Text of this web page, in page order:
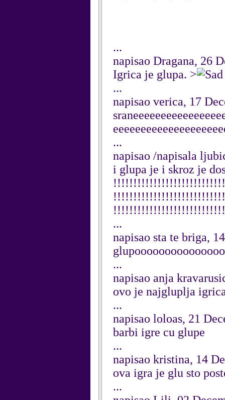
...
napisao Dragana, 26
Igrica je glupa. >
...
napisao verica, 17
...
napisao /napisala
i glupa je i skroz je
...
napisao sta te briga,
...
napisao anja
ovo je najgluplja
...
napisao loloas, 21
barbi igre cu glupe
...
napisao kristina, 14
ova igra je glu sto
...